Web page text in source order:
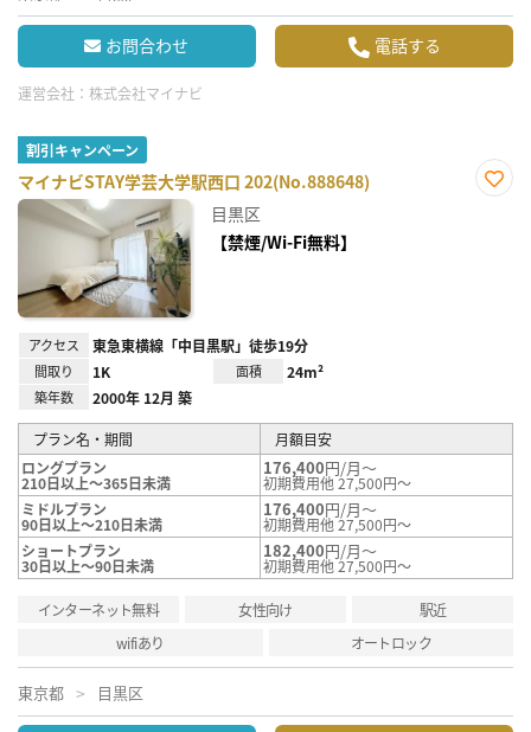
お問合わせ 電話する
運営会社： 株式会社マイナビ
割引キャンペーン
マイナビSTAY学芸大学駅西口 202(No.888648)
目黒区
【禁煙/Wi-Fi無料】
アクセス 東急東横線「中目黒駅」徒歩19分
間取り 1K 面積 24m²
築年数 2000年 12月 築
プラン名・期間
月額目安
ロングプラン
210日以上～365日未満
176,400円/月～
初期費用他 27,500円～
ミドルプラン
90日以上～210日未満
176,400円/月～
初期費用他 27,500円～
ショートプラン
30日以上～90日未満
182,400円/月～
初期費用他 27,500円～
インターネット無料 女性向け
駅近
wifiあり
オートロック
東京都 目黒区